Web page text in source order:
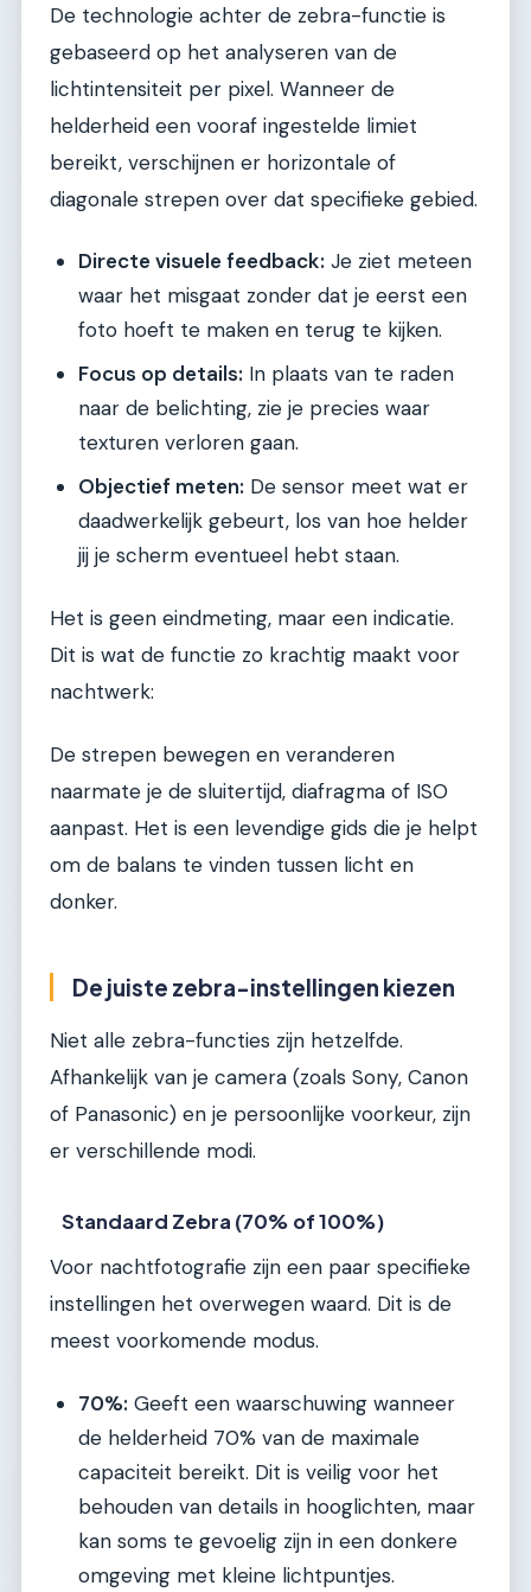
De technologie achter de zebra-functie is
gebaseerd op het analyseren van de
lichtintensiteit per pixel. Wanneer de
helderheid een vooraf ingestelde limiet
bereikt, verschijnen er horizontale of
diagonale strepen over dat specifieke gebied.
Directe visuele feedback: Je ziet meteen
waar het misgaat zonder dat je eerst een
foto hoeft te maken en terug te kijken.
Focus op details: In plaats van te raden
naar de belichting, zie je precies waar
texturen verloren gaan.
Objectief meten: De sensor meet wat er
daadwerkelijk gebeurt, los van hoe helder
jij je scherm eventueel hebt staan.
Het is geen eindmeting, maar een indicatie.
Dit is wat de functie zo krachtig maakt voor
nachtwerk:
De strepen bewegen en veranderen
naarmate je de sluitertijd, diafragma of ISO
aanpast. Het is een levendige gids die je helpt
om de balans te vinden tussen licht en
donker.
De juiste zebra-instellingen kiezen
Niet alle zebra-functies zijn hetzelfde.
Afhankelijk van je camera (zoals Sony, Canon
of Panasonic) en je persoonlijke voorkeur, zijn
er verschillende modi.
Standaard Zebra (70% of 100%)
Voor nachtfotografie zijn een paar specifieke
instellingen het overwegen waard. Dit is de
meest voorkomende modus.
70%: Geeft een waarschuwing wanneer
de helderheid 70% van de maximale
capaciteit bereikt. Dit is veilig voor het
behouden van details in hooglichten, maar
kan soms te gevoelig zijn in een donkere
omgeving met kleine lichtpuntjes.